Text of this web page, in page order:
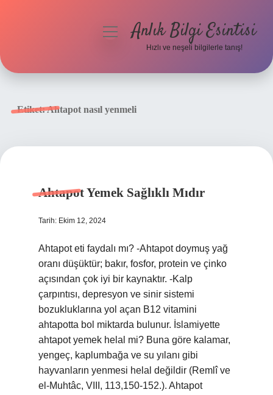
menüyüAnlık Bilgi Esintisi
Hızlı ve neşeli bilgilerle tanış!
Etiket:Ahtapot nasıl yenmeli
Ahtapot Yemek Sağlıklı Mıdır
Tarih: Ekim 12, 2024
Ahtapot eti faydalı mı? -Ahtapot doymuş yağ
oranı düşüktür; bakır, fosfor, protein ve çinko
açısından çok iyi bir kaynaktır. -Kalp
çarpıntısı, depresyon ve sinir sistemi
bozukluklarına yol açan B12 vitamini
ahtapotta bol miktarda bulunur. İslamiyette
ahtapot yemek helal mi? Buna göre kalamar,
yengeç, kaplumbağa ve su yılanı gibi
hayvanların yenmesi helal değildir (Remlî ve
el-Muhtâc, VIII, 113,150-152.). Ahtapot